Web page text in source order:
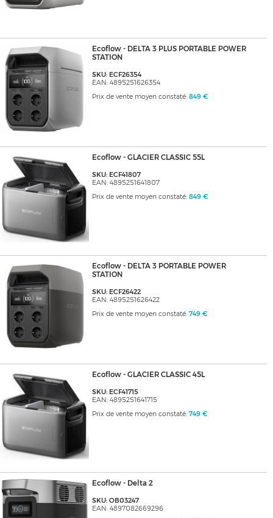
Ecoflow - DELTA 3 PLUS PORTABLE POWER
STATION
SKU: ECF26354
EAN: 4895251626354
Prix de vente moyen constaté: 849 €
Ecoflow - GLACIER CLASSIC 55L
SKU: ECF41807
EAN: 4895251641807
Prix de vente moyen constaté: 849 €
Ecoflow - DELTA 3 PORTABLE POWER
STATION
SKU: ECF26422
EAN: 4895251626422
Prix de vente moyen constaté: 749 €
Ecoflow - GLACIER CLASSIC 45L
SKU: ECF41715
EAN: 4895251641715
Prix de vente moyen constaté: 749 €
Ecoflow - Delta 2
SKU: OB03247
EAN: 4897082669296